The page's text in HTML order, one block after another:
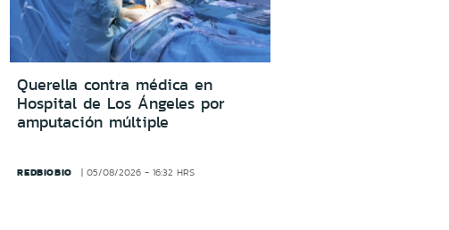
Querella contra médica en
Hospital de Los Ángeles por
amputación múltiple
REDBIOBIO 05/08/2026 - 16:32 HRS